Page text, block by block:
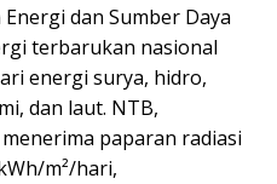
dan Sumber Daya
terbarukan nasional
energi surya, hidro,
dan laut. NTB,
paparan radiasi
m²/hari,